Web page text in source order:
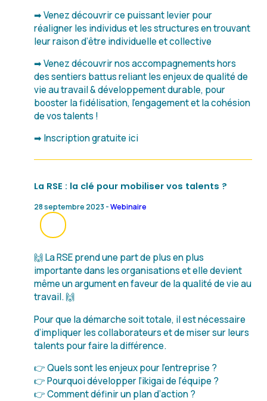
➡ Venez découvrir ce puissant levier pour
réaligner les individus et les structures en trouvant
leur raison d’être individuelle et collective
➡ Venez découvrir nos accompagnements hors
des sentiers battus reliant les enjeux de qualité de
vie au travail & développement durable, pour
booster la fidélisation, l’engagement et la cohésion
de vos talents !
➡ Inscription gratuite ici
La RSE : la clé pour mobiliser vos talents ?
28 septembre 2023 -Webinaire
🙌 La RSE prend une part de plus en plus
importante dans les organisations et elle devient
même un argument en faveur de la qualité de vie au
travail. 🙌
Pour que la démarche soit totale, il est nécessaire
d’impliquer les collaborateurs et de miser sur leurs
talents pour faire la différence.
👉 Quels sont les enjeux pour l’entreprise ?
👉 Pourquoi développer l’ikigai de l’équipe ?
👉 Comment définir un plan d’action ?